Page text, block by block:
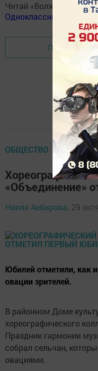
Читай «Волжскую
Одноклассники
Перейти на
ОБЩЕСТВО
«Объединение»
Наиля Акбирова, 29
Юбилей отметили, как
овации зрителей.
В районном Доме
хореографического
Праздник гармонии
собрал сельчан,
овациями.